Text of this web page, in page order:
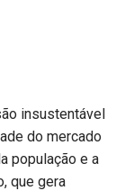
insustentável
do mercado
população e a
que gera